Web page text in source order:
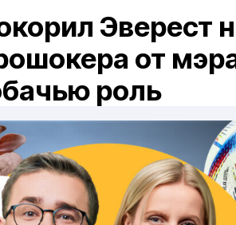
Эверест
от
роль